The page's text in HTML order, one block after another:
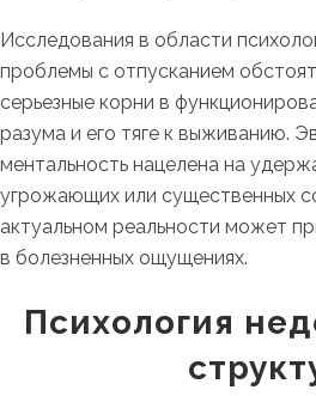
Исследования в области
проблемы с отпусканием
серьезные корни в
разума и его тяге к выживанию.
ментальность нацелена на
угрожающих или существенных
актуальном реальности может
в болезненных ощущениях.
Психология